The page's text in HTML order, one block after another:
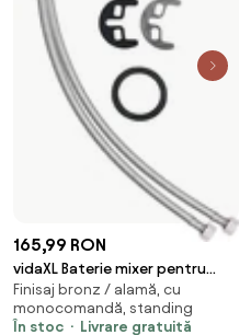
165,99 RON
vidaXL Baterie mixer pentru
bideu baie, auriu, 13x12 cm
Finisaj bronz / alamă, cu
monocomandă, standing
În stoc
Livrare gratuită